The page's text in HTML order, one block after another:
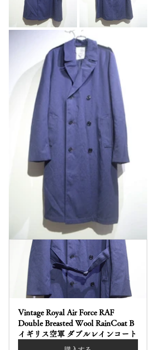
Vintage Royal Air Force RAF
Double Breasted Wool RainCoat B
イギリス空軍 ダブルレインコート